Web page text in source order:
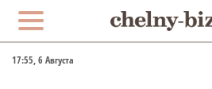
17:55, 6 Августа